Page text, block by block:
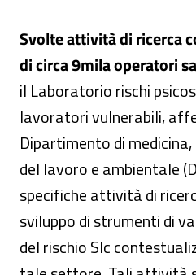
Svolte attività di ricerca
di circa 9mila operatori
il Laboratorio rischi
lavoratori vulnerabili,
Dipartimento di
del lavoro e ambientale
specifiche attività di
sviluppo di strumenti di
del rischio Slc